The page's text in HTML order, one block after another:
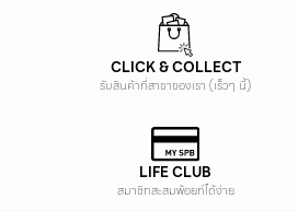
CLICK & COLLECT
รับสินค้าที่สาขาของเรา (เร็วๆ นี้)
LIFE CLUB
สมาชิกสะสมพ้อยท์ได้ง่าย